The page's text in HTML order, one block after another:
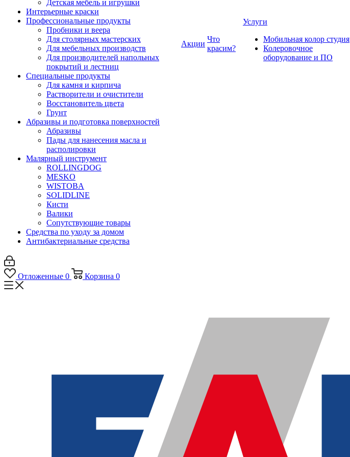
Детская мебель и игрушки
Интерьерные краски
Профессиональные продукты
Пробники и веера
Для столярных мастерских
Для мебельных производств
Для производителей напольных
покрытий и лестниц
Специальные продукты
Для камня и кирпича
Растворители и очистители
Восстановитель цвета
Грунт
Абразивы и подготовка поверхностей
Абразивы
Пады для нанесения масла и
располировки
Малярный инструмент
ROLLINGDOG
MESKO
WISTOBA
SOLIDLINE
Кисти
Валики
Сопутствующие товары
Средства по уходу за домом
Антибактериальные средства
Акции
Что
красим?
Услуги
Мобильная колор студия
Колеровочное
оборудование и ПО
Отложенные 0 Корзина 0